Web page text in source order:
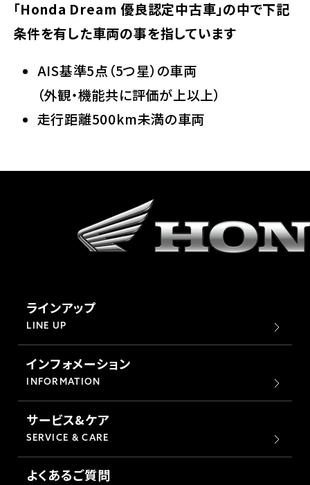
「Honda Dream 優良認定中古車」の中で下記
条件を有した車両の事を指しています
AIS基準5点（5つ星）の車両
（外観・機能共に評価が上以上）
走行距離500km未満の車両
ラインアップ
LINE UP
インフォメーション
INFORMATION
サービス&ケア
SERVICE & CARE
よくあるご質問